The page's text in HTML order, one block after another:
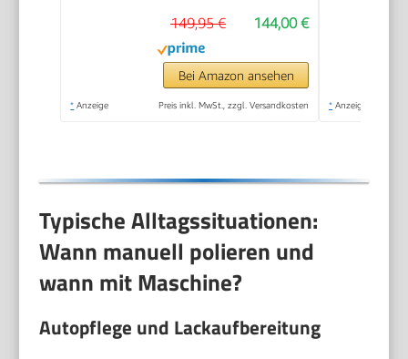
144,00 €
149,95 €
Bei Amazon ansehen
* Anzeige Preis inkl. MwSt., zzgl. Versandkosten * Anzeige
Typische Alltagssituationen:
Wann manuell polieren und
wann mit Maschine?
Autopflege und Lackaufbereitung